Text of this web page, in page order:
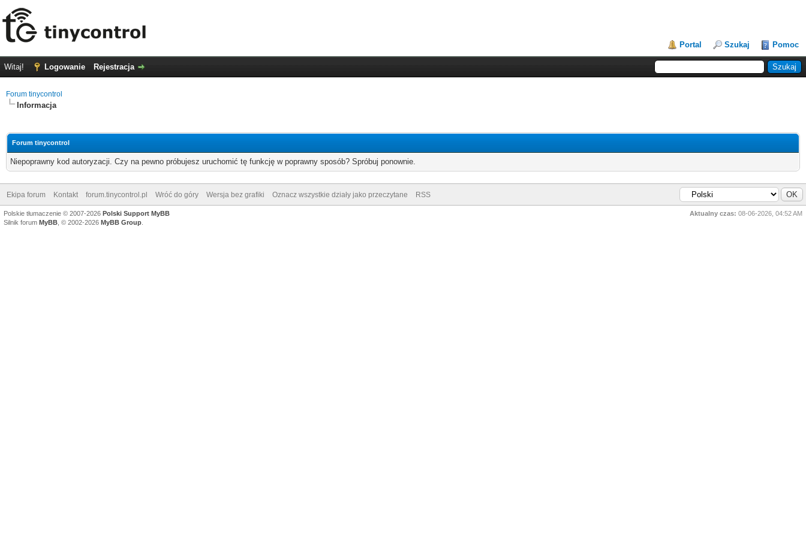
Portal Szukaj Pomoc
Witaj! Logowanie Rejestracja
Forum tinycontrol
Informacja
Forum tinycontrol
Niepoprawny kod autoryzacji. Czy na pewno próbujesz uruchomić tę funkcję w poprawny sposób? Spróbuj ponownie.
Ekipa forum Kontakt forum.tinycontrol.pl Wróć do góry Wersja bez grafiki Oznacz wszystkie działy jako przeczytane RSS
Aktualny czas: 08-06-2026, 04:52 AM
Polskie tłumaczenie © 2007-2026 Polski Support MyBB
Silnik forum MyBB , © 2002-2026 MyBB Group